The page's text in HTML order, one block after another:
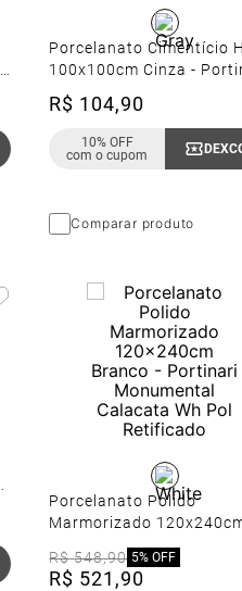
Copiar Cupom
Porcelanato Cimentício
100x100cm Cinza -
Momento Gr Esmaltado
Retificado
R$ 104,90
10% OFF
com o cupom
Comparar produto
Copiar Cupom
Porcelanato Polido
Marmorizado
Branco - Portinari
Monumental Calacata
R$ 548,90 5% OFF
R$ 521 ,90